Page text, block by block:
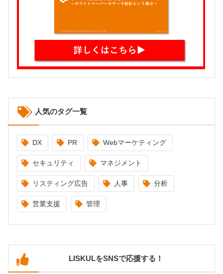
人気のタグ一覧
DX PR Webマーケティング
セキュリティ マネジメント
リスティング広告 人事 分析
営業支援 管理
LISKULをSNSで応援する！